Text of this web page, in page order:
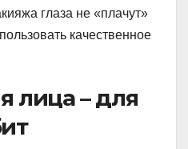
глаза не «плачут»
качественное
лица – для